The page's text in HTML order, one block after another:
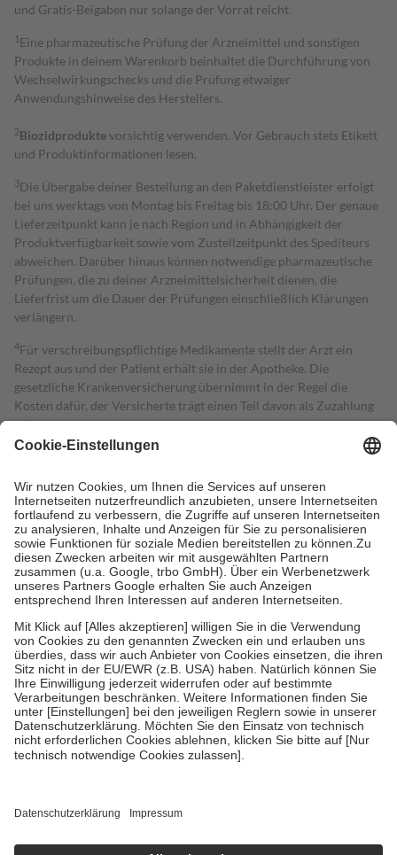
und Gratis-Beigaben nur solange der Vorrat reicht.
1 Eine pharmazeutische Prüfung der Arzneimittel und sonstigen
Produkte in deinem Warenkorb beinhaltet die Durchführung von
Wechselwirkungschecks und die Prüfung etwaiger
Anwendungshinweise des Herstellers.
2Biozidproduktevorsichtig verwenden. Vor Gebrauch stets Etikett
und Produktinformationen lesen.
3Die Übergabe deiner Bestellung an den Paketdienstleister erfolgt
bei uns werktags von Montag bis Freitag bis 18:00 Uhr. Der genaue
Lieferzeitpunkt kann je nach Region und in Abhängigkeit der
Produktverfügbarkeit sowie vom Zustellzeitpunkt des Spediteurs
abweichen. Darüber hinaus können notwendige pharmazeutische
Prüfungen, die zu deiner Arzneimittelsicherheit dienen, die
Lieferfrist um die Dauer der Prüfungen einschließlich Klärungen
verlängern.
4Für verschreibungspflichtige Medikamente stellt der Arzt ein
Rezept aus und der Patient erhält sie in der Apotheke. Die
gesetzliche Krankenversicherung übernimmt in der Regel die
Kosten dafür, der Versicherte trägt einen Teil davon als Zuzahlung
mit.
Grundsätzlich leisten Mitglieder Zuzahlungen in Höhe von zehn
höchstens zehn Euro.
Es sind jedoch nie mehr als die tatsächlichen
Kosten der Leistung zu entrichten.
Diese Regeln gelten grundsätzlich auch für Online-Apotheken.
Bei Heilmitteln und häuslicher Krankenpflege beträgt die
Zuzahlung zehn Prozent der Kosten sowie zehn Euro je
Verordnung.
Um das Engagement der Versicherten für ihre eigene Gesundheit zu
stärken und die besondere Stellung der Familie zu unterstützen,
fallenkeine Zuzahlungenan bei:
• Kindern und Jugendlichen bis zum vollendeten 18. Lebensjahr
mit Ausnahme der Fahrkosten
• Untersuchungen zur Vorsorge und Früherkennung, die von der
GKV getragen werden
• empfohlenen Schutzimpfungen
• Harn- und Blutteststreifen
getroffen, um sicherzustellen, dass es sich um echte Bewertungen
https://help.etrusted.com/hc/de/articles/4419944605341